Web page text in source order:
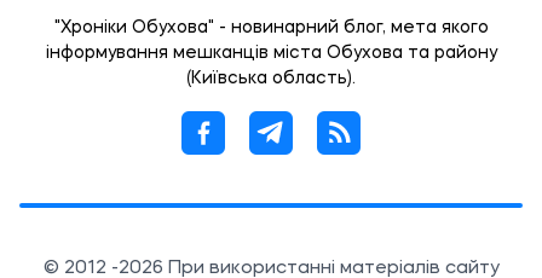
"Хроніки Обухова" - новинарний блог, мета якого
інформування мешканців міста Обухова та району
(Київська область).
© 2012 -2026 При використанні матеріалів сайту